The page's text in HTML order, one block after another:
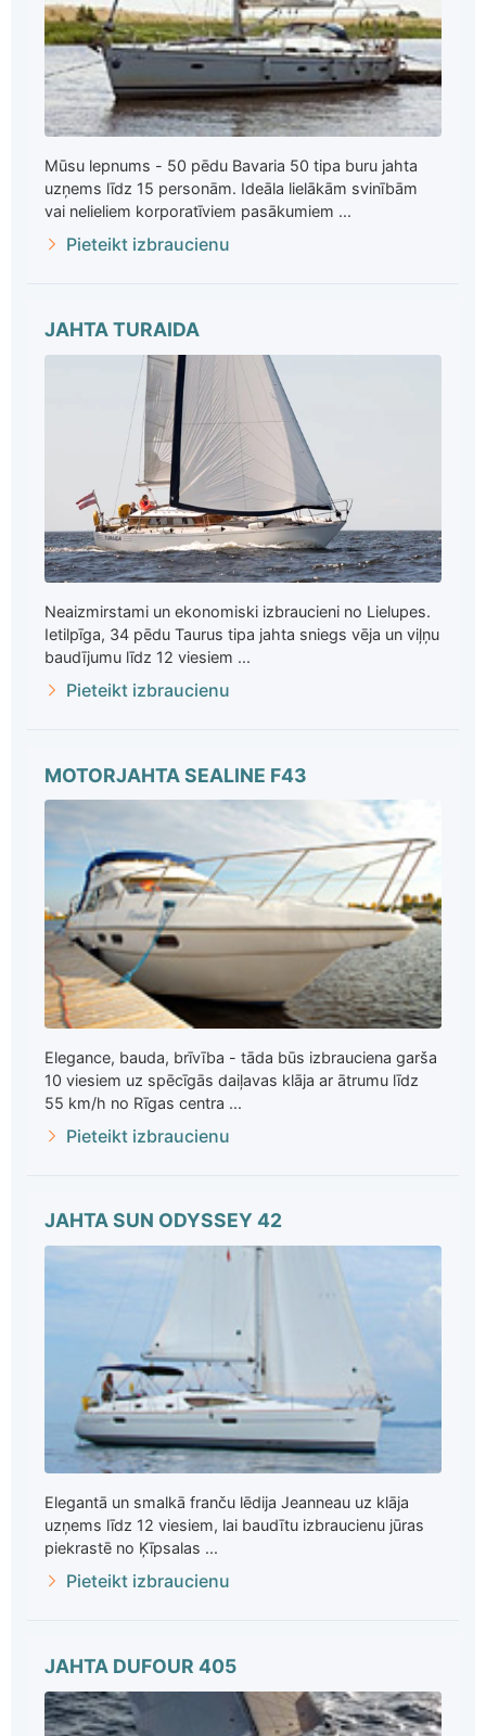
Mūsu lepnums - 50 pēdu Bavaria 50 tipa buru jahta
uzņems līdz 15 personām. Ideāla lielākām svinībām
vai nelieliem korporatīviem pasākumiem ...
Pieteikt izbraucienu
JAHTA TURAIDA
Neaizmirstami un ekonomiski izbraucieni no Lielupes.
Ietilpīga, 34 pēdu Taurus tipa jahta sniegs vēja un viļņu
baudījumu līdz 12 viesiem ...
Pieteikt izbraucienu
MOTORJAHTA SEALINE F43
Elegance, bauda, brīvība - tāda būs izbrauciena garša
10 viesiem uz spēcīgās daiļavas klāja ar ātrumu līdz
55 km/h no Rīgas centra ...
Pieteikt izbraucienu
JAHTA SUN ODYSSEY 42
Elegantā un smalkā franču lēdija Jeanneau uz klāja
uzņems līdz 12 viesiem, lai baudītu izbraucienu jūras
piekrastē no Ķīpsalas ...
Pieteikt izbraucienu
JAHTA DUFOUR 405